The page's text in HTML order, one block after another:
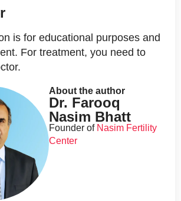
is for educational purposes and
For treatment, you need to
About the author
Dr. Farooq
Nasim Bhatt
Founder of Nasim Fertility
Center